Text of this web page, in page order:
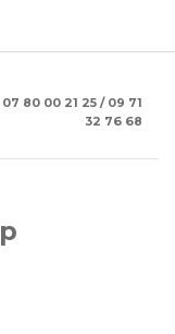
07 80 00 21 25 / 09 71
32 76 68